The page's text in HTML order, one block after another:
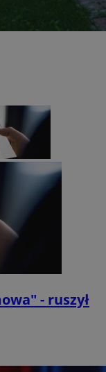
- ruszył